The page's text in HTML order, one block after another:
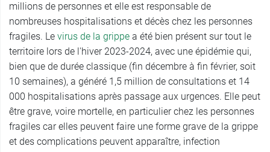
millions de personnes et elle est responsable de
nombreuses hospitalisations et décès chez les personnes
fragiles. Le virus de la grippe a été bien présent sur tout le
territoire lors de l'hiver 2023-2024, avec une épidémie qui,
bien que de durée classique (fin décembre à fin février, soit
10 semaines), a généré 1,5 million de consultations et 14
000 hospitalisations après passage aux urgences. Elle peut
être grave, voire mortelle, en particulier chez les personnes
fragiles car elles peuvent faire une forme grave de la grippe
et des complications peuvent apparaître, infection